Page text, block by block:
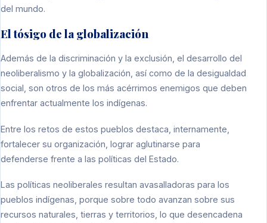
del mundo.
El tósigo de la globalización
Además de la discriminación y la exclusión, el desarrollo del
neoliberalismo y la globalización, así como de la desigualdad
social, son otros de los más acérrimos enemigos que deben
enfrentar actualmente los indígenas.
Entre los retos de estos pueblos destaca, internamente,
fortalecer su organización, lograr aglutinarse para
defenderse frente a las políticas del Estado.
Las políticas neoliberales resultan avasalladoras para los
pueblos indígenas, porque sobre todo avanzan sobre sus
recursos naturales, tierras y territorios, lo que desencadena